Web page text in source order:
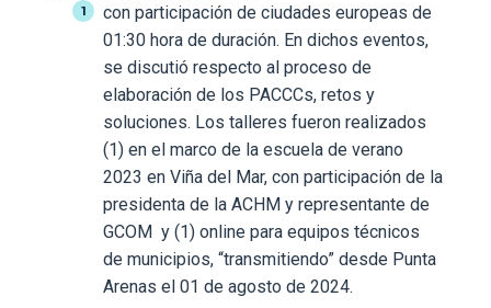
con participación de ciudades europeas de
01:30 hora de duración. En dichos eventos,
se discutió respecto al proceso de
elaboración de los PACCCs, retos y
soluciones. Los talleres fueron realizados
(1) en el marco de la escuela de verano
2023 en Viña del Mar, con participación de la
presidenta de la ACHM y representante de
GCOM y (1) online para equipos técnicos
de municipios, “transmitiendo” desde Punta
Arenas el 01 de agosto de 2024.